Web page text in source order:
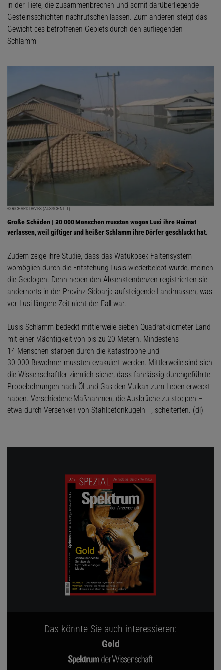
in der Tiefe, die zusammenbrechen und somit darüberliegende
Gesteinsschichten nachrutschen lassen. Zum anderen steigt das
Gewicht des betroffenen Gebiets durch den aufliegenden
Schlamm.
© RICHARD DAVIES (AUSSCHNITT)
Große Schäden | 30 000 Menschen mussten wegen Lusi ihre Heimat
verlassen, weil giftiger und heißer Schlamm ihre Dörfer geschluckt hat.
Zudem zeige ihre Studie, dass das Watukosek-Faltensystem
womöglich durch die Entstehung Lusis wiederbelebt wurde, meinen
die Geologen. Denn neben den Absenktendenzen registrierten sie
andernorts in der Provinz Sidoarjo aufsteigende Landmassen, was
vor Lusi längere Zeit nicht der Fall war.
Lusis Schlamm bedeckt mittlerweile sieben Quadratkilometer Land
mit einer Mächtigkeit von bis zu 20 Metern. Mindestens
14 Menschen starben durch die Katastrophe und
30 000 Bewohner mussten evakuiert werden. Mittlerweile sind sich
die Wissenschaftler ziemlich sicher, dass fahrlässig durchgeführte
Probebohrungen nach Öl und Gas den Vulkan zum Leben erweckt
haben. Verschiedene Maßnahmen, die Ausbrüche zu stoppen –
etwa durch Versenken von Stahlbetonkugeln –, scheiterten. (dl)
Das könnte Sie auch interessieren:
Gold